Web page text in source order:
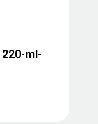
220-ml-